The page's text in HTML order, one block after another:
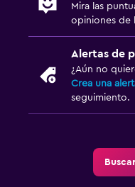
Mira las
opiniones de
Alertas de
¿Aún no
Crea una
seguimiento.